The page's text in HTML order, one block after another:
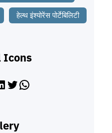
हेल्थ इंश्योरेंस पोर्टेबिलिटी
Icons
Twitter WhatsApp